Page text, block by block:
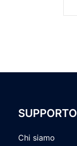
SUPPORTO
Chi siamo